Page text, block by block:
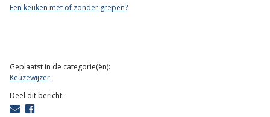
Een keuken met of zonder grepen?
Geplaatst in de categorie(ën):
Keuzewijzer
Deel dit bericht: